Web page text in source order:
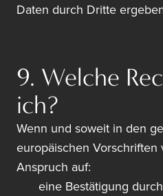
Daten durch Dritte
9. Welche
ich?
Wenn und soweit in den
europäischen
Anspruch auf:
eine Bestätigung